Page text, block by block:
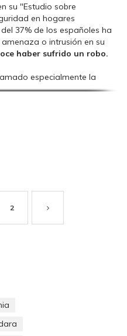
su "Estudio sobre
en hogares
37% de los españoles ha
o intrusión en su
haber sufrido un robo.
especialmente la
alrededor de4 de cada
qué? ¿para dar respuesta
año. Según los últimos
del Interior, en el primer
UNO MISMO O IDEAS
2